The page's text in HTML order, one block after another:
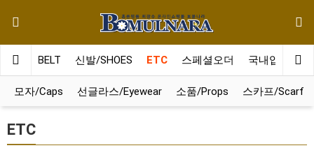
벨트/BELT 신발/SHOES ETC 스페셜오더 국내입고2일
모자/Caps 선글라스/Eyewear 소품/Props 스카프/Scarf
ETC